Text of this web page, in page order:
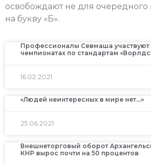
освобождают не для очередного
на букву «Б».
Профессионалы Севмаша участвуют
чемпионатах по стандартам
16.02.2021
«Людей неинтересных в мире нет…»
25.06.2021
Внешнеторговый оборот
КНР вырос почти на 50 процентов